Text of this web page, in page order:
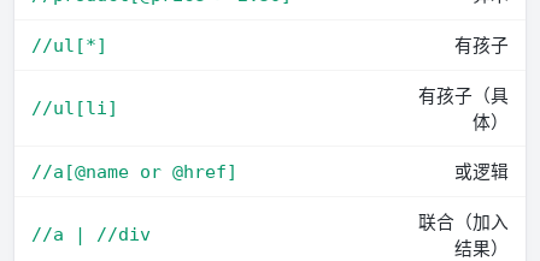
//ul[*] 有孩子
//ul[li]
有孩子（具
体）
//a[@name or @href] 或逻辑
//a | //div
联合（加入
结果）